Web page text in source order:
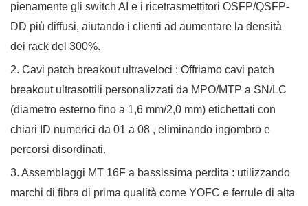
pienamente gli switch AI e i ricetrasmettitori OSFP/QSFP-
DD più diffusi, aiutando i clienti ad aumentare la densità
dei rack del 300%.
2. Cavi patch breakout ultraveloci : Offriamo cavi patch
breakout ultrasottili personalizzati da MPO/MTP a SN/LC
(diametro esterno fino a 1,6 mm/2,0 mm) etichettati con
chiari
ID numerici da 01 a 08 , eliminando ingombro e
percorsi disordinati.
3. Assemblaggi MT 16F a bassissima perdita : utilizzando
marchi di fibra di prima qualità come YOFC e ferrule di alta